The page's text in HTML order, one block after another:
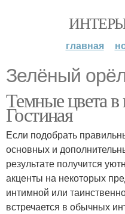
главная
Зелёный
Темные цвета в
Гостиная
Если подобрать
основных и
результате получится
акценты на некоторых
интимной или
встречается в обычных